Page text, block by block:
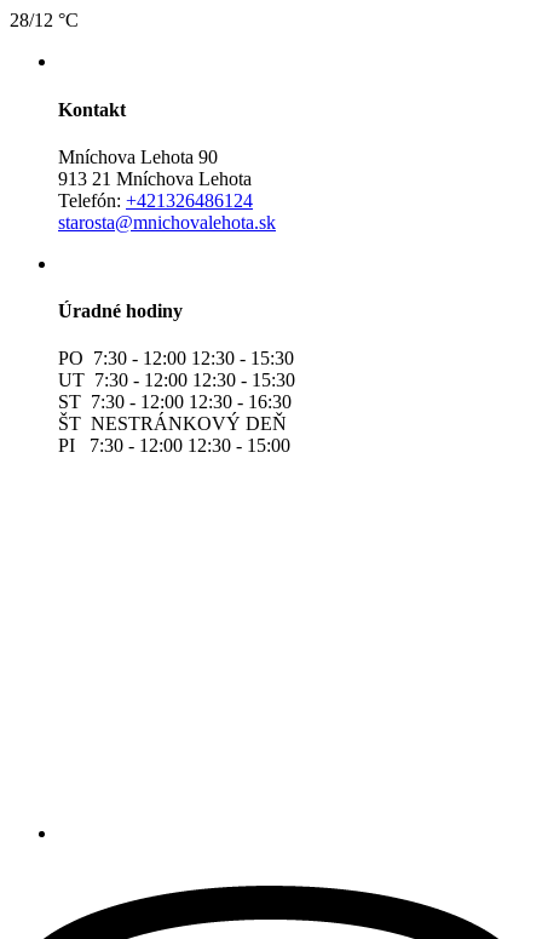
28/12 °C
Kontakt
Mníchova Lehota 90
913 21 Mníchova Lehota
Telefón: +421326486124
starosta@mnichovalehota.sk
Úradné hodiny
PO 7:30 - 12:00 12:30 - 15:30
UT 7:30 - 12:00 12:30 - 15:30
ST 7:30 - 12:00 12:30 - 16:30
ŠT NESTRÁNKOVÝ DEŇ
PI 7:30 - 12:00 12:30 - 15:00